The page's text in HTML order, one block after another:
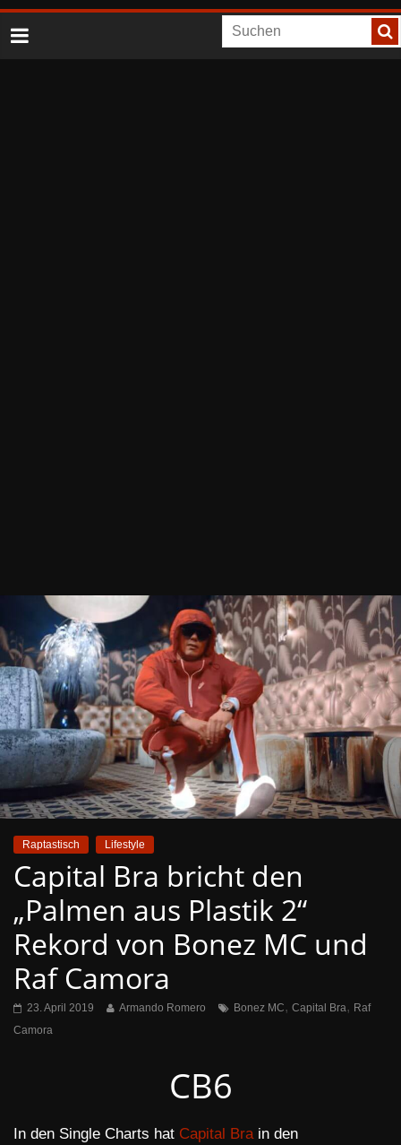
Raptastisch Lifestyle
Capital Bra bricht den
„Palmen aus Plastik 2“
Rekord von Bonez MC und
Raf Camora
23. April 2019 Armando Romero Bonez MC, Capital Bra, Raf
Camora
CB6
In den Single Charts hat Capital Brain den